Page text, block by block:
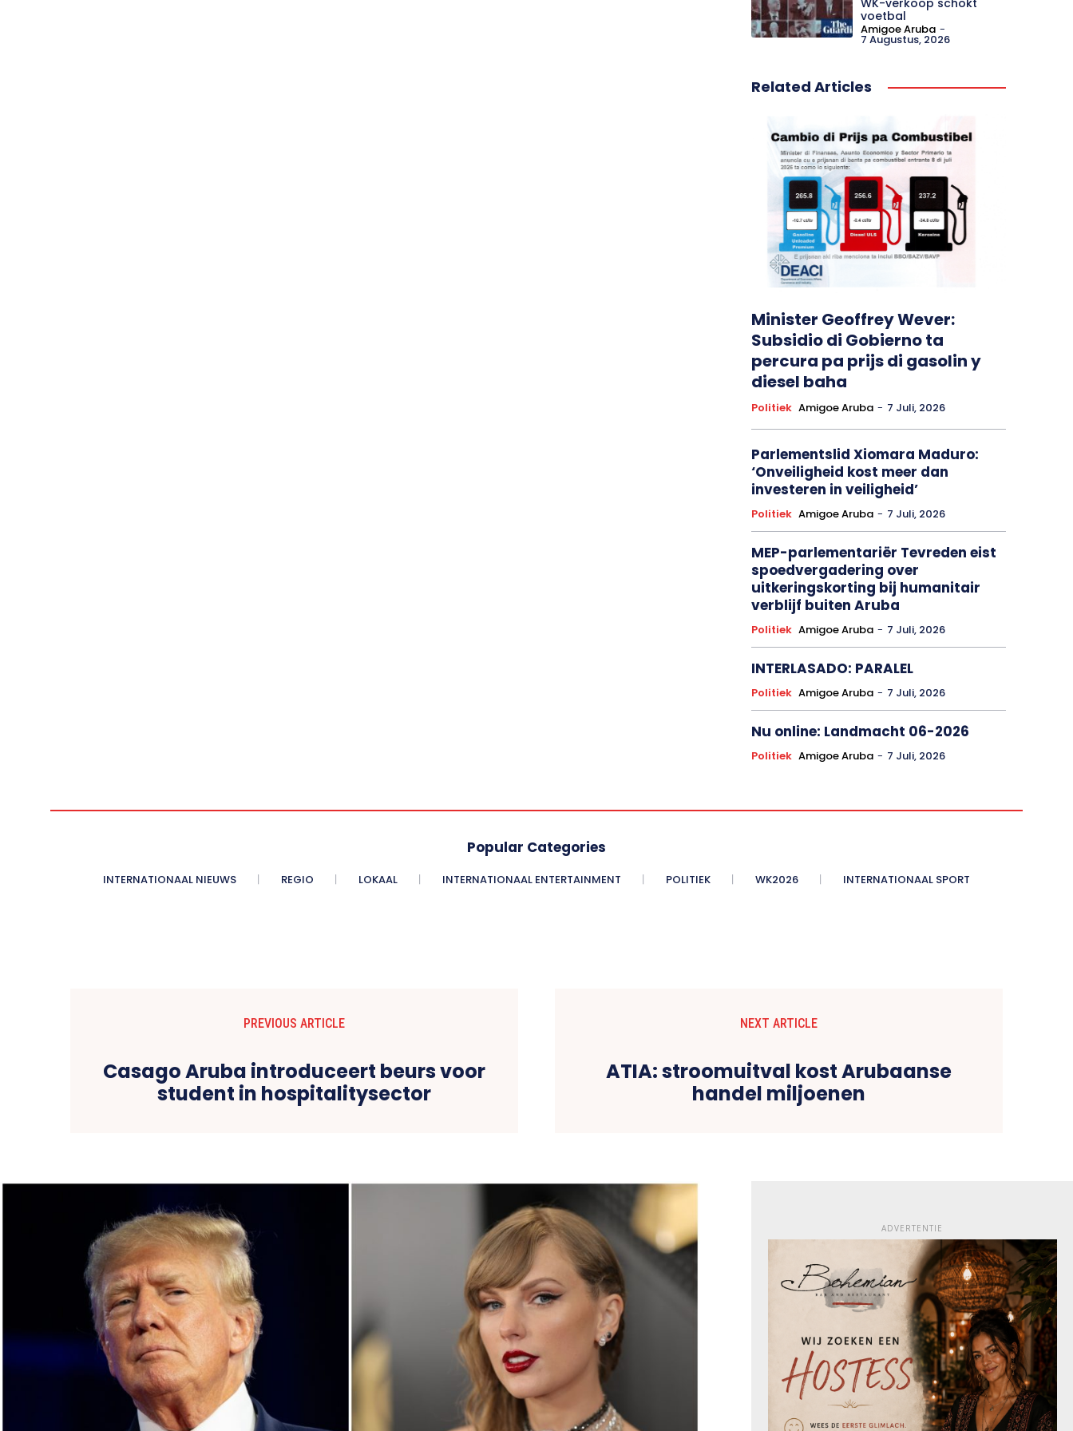
WK-verkoop schokt
voetbal
Amigoe Aruba -
7 Augustus, 2026
Related Articles
Minister Geoffrey Wever:
Subsidio di Gobierno ta
percura pa prijs di gasolin y
diesel baha
Politiek Amigoe Aruba - 7 Juli, 2026
Parlementslid Xiomara Maduro:
‘Onveiligheid kost meer dan
investeren in veiligheid’
Politiek Amigoe Aruba - 7 Juli, 2026
MEP-parlementariër Tevreden eist
spoedvergadering over
uitkeringskorting bij humanitair
verblijf buiten Aruba
Politiek Amigoe Aruba - 7 Juli, 2026
INTERLASADO: PARALEL
Politiek Amigoe Aruba - 7 Juli, 2026
Nu online: Landmacht 06-2026
Politiek Amigoe Aruba - 7 Juli, 2026
Popular Categories
INTERNATIONAAL NIEUWS REGIO LOKAAL INTERNATIONAAL ENTERTAINMENT POLITIEK WK2026 INTERNATIONAAL SPORT
PREVIOUS ARTICLE
Casago Aruba introduceert beurs voor
student in hospitalitysector
NEXT ARTICLE
ATIA: stroomuitval kost Arubaanse
handel miljoenen